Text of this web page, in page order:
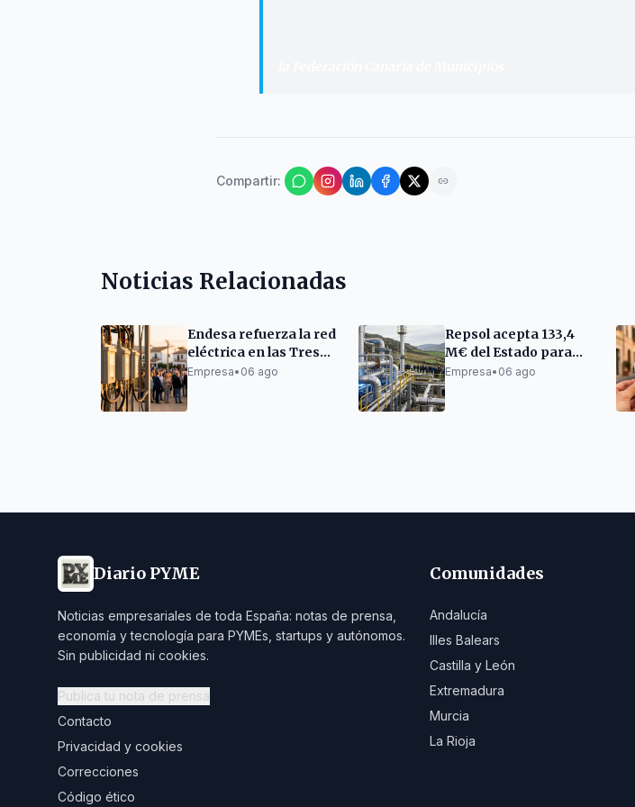
Compartir:
Noticias Relacionadas
Endesa refuerza la red
eléctrica en las Tres
Mil Viviendas con un
Empresa• 06 ago
Repsol acepta 133,4
M€ del Estado para
producir hidrógeno
Empresa• 06 ago
Diario PYME
Noticias empresariales de toda España: notas de prensa,
economía y tecnología para PYMEs, startups y autónomos.
Sin publicidad ni cookies.
Publica tu nota de prensa
Contacto
Privacidad y cookies
Correcciones
Código ético
Comunidades
Andalucía
Illes Balears
Castilla y León
Extremadura
Murcia
La Rioja